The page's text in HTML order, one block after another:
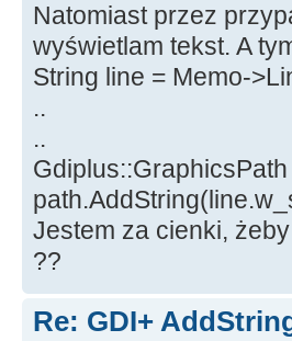
Natomiast przez
wyświetlam tekst. A
String line = Memo-
..
..
Jestem za cienki,
??
Re: GDI+